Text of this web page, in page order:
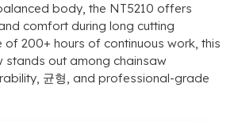
body, the NT5210 offers
comfort during long cutting
of 200+ hours of continuous work, this
stands out among chainsaw
, 균형, and professional-grade